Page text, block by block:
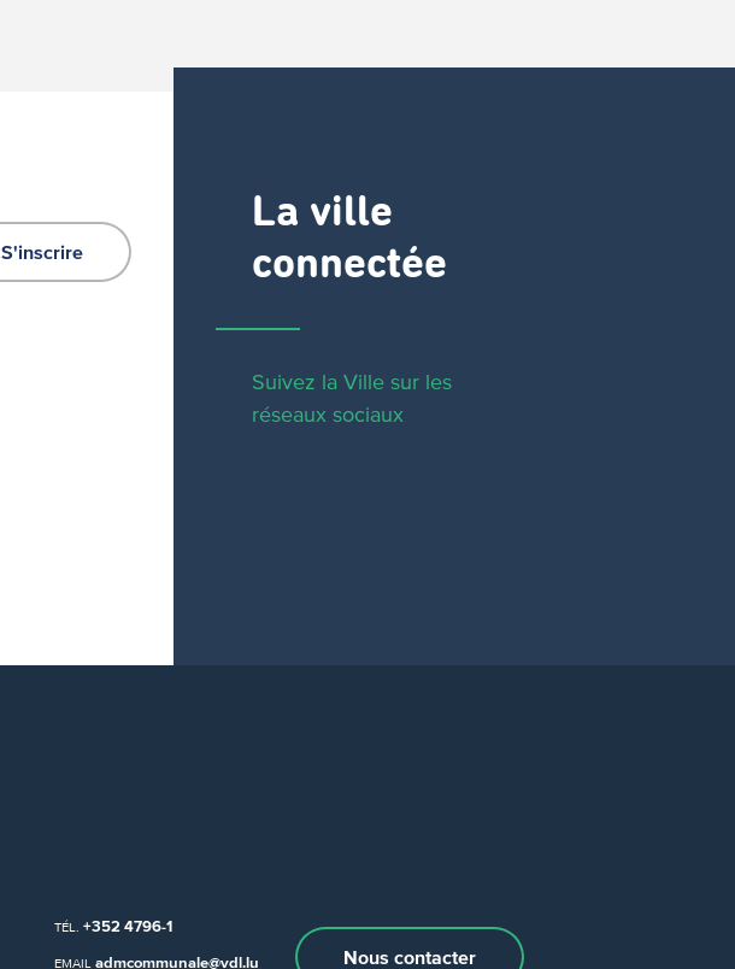
La ville
connectée
Suivez la Ville sur les
réseaux sociaux
S'inscrire
TÉL. +352 4796-1
EMAIL admcommunale@vdl.lu Nous contacter